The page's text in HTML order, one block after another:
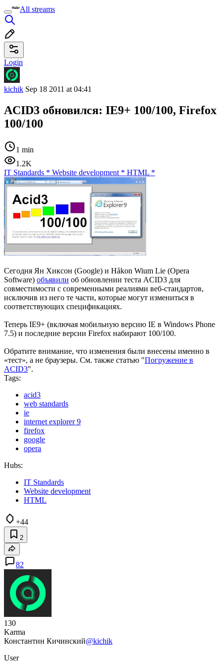
All streams
Login
kichik Sep 18 2011 at 04:41
ACID3 обновился: IE9+ 100/100, Firefox
100/100
1 min
1.2K
IT Standards * Website development * HTML *
Сегодня Ян Хиксон (Google) и Håkon Wium Lie (Opera
Software) объявили об обновлении теста ACID3 для
совместимости с современными реалиями веб-стандартов,
исключив из него те части, которые могут измениться в
соответствующих спецификациях.
Теперь IE9+ (включая мобильную версию IE в Windows Phone
7.5) и последние версии Firefox набирают 100/100.
Обратите внимание, что изменения были внесены именно в
«тест», а не браузеры. Cм. также статью "Погружение в
ACID3".
Tags:
acid3
web standards
ie
internet explorer 9
firefox
google
opera
Hubs:
IT Standards
Website development
HTML
+44
2
82
130
Karma
Константин Кичинский@kichik
User